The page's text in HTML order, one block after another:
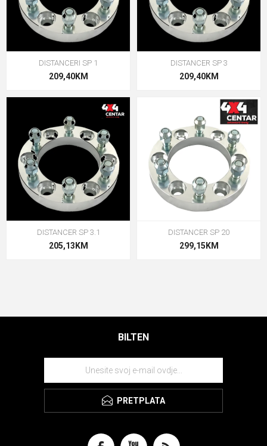
DISTANCERI SP 1
209,40KM
DISTANCER SP 3
209,40KM
DISTANCER SP 3.1
205,13KM
DISTANCER SP 20
299,15KM
BILTEN
PRETPLATA